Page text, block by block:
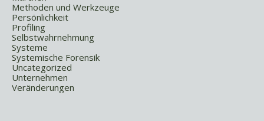
Methoden und Werkzeuge
Persönlichkeit
Profiling
Selbstwahrnehmung
Systeme
Systemische Forensik
Uncategorized
Unternehmen
Veränderungen